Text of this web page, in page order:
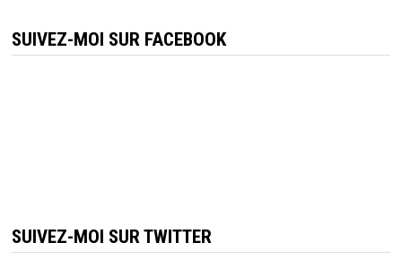
SUIVEZ-MOI SUR FACEBOOK
SUIVEZ-MOI SUR TWITTER